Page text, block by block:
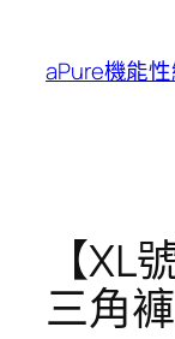
aPure機能
【
三角褲